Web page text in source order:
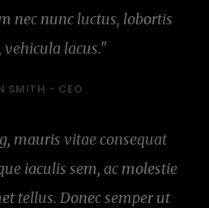
nec nunc luctus, lobortis
vehicula lacus."
SMITH - CEO
mauris vitae consequat
iaculis sem, ac molestie
tellus. Donec semper ut